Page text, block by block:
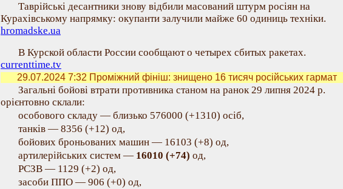
Таврійські десантники знову відбили масований штурм росіян на
Курахівському напрямку: окупанти залучили майже 60 одиниць техніки.
hromadske.ua
В Курской области России сообщают о четырех сбитых ракетах.
currenttime.tv
29.07.2024 7:32 Проміжний фініш: знищено 16 тисяч російських гармат
Загальні бойові втрати противника станом на ранок 29 липня 2024 р.
орієнтовно склали:
особового складу — близько 576000 (+1310) осіб,
танків — 8356 (+12) од,
бойових броньованих машин — 16103 (+8) од,
артилерійських систем — 16010 (+74) од,
РСЗВ — 1129 (+2) од,
засоби ППО — 906 (+0) од,